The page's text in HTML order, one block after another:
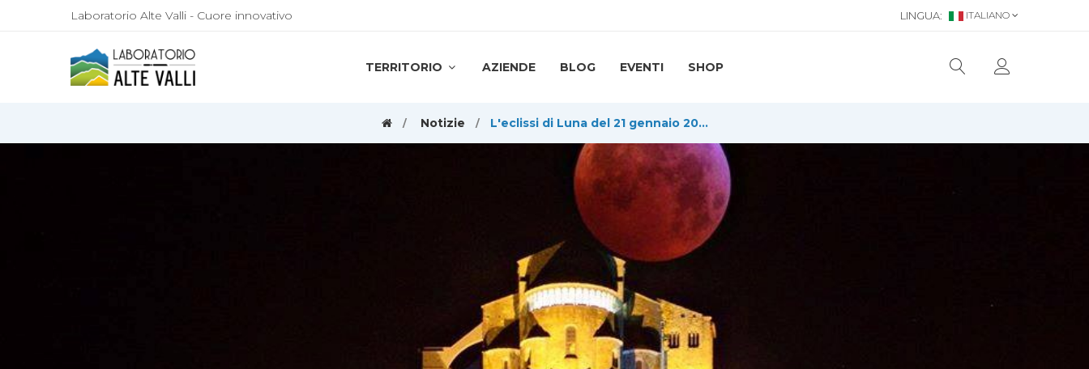
Laboratorio Alte Valli - Cuore innovativo LINGUA: ITALIANO
TERRITORIO AZIENDE BLOG EVENTI SHOP
Notizie L'eclissi di Luna del 21 gennaio 2019, vista dalla Valle di Susa in una serie di foto veramente spettacolari